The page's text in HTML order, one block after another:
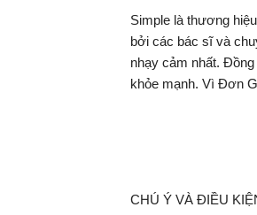
Simple là thương
bởi các bác sĩ và
nhạy cảm nhất.
khỏe mạnh. Vì Đơn
CHÚ Ý VÀ ĐIỀU